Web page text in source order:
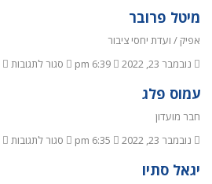
מיטל פרובר
אפיק / ועדת יחסי ציבור
נובמבר 23, 2022
סגור לתגובות
עמוס פלג
חבר מועדון
נובמבר 23, 2022
סגור לתגובות
יגאל סתיו